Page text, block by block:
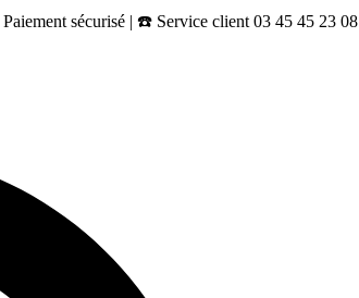
sécurisé | ☎️ Service client 03 45 45 23 08